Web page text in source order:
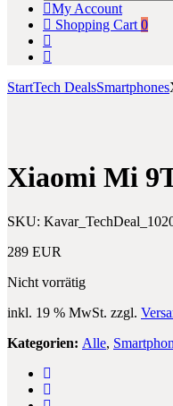
My Account
Shopping Cart 0
StartTech DealsSmartphones
32
GB
White
Schwarz
Xiaomi Mi
SKU:
289 EUR
Nicht vorrätig
inkl. 19 % MwSt. zzgl.
Kategorien: Alle,